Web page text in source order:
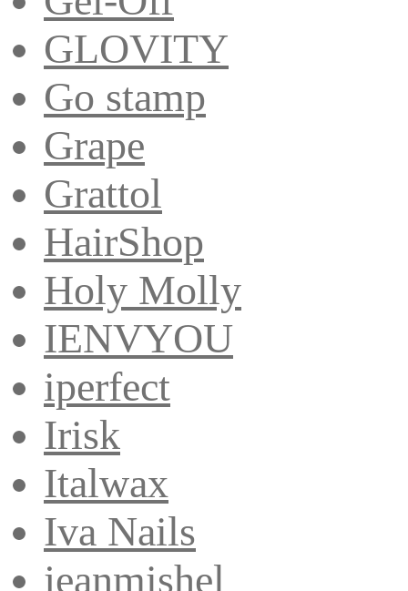
GLOVITY
Go stamp
Grape
Grattol
HairShop
Holy Molly
IENVYOU
iperfect
Irisk
Italwax
Iva Nails
jeanmishel